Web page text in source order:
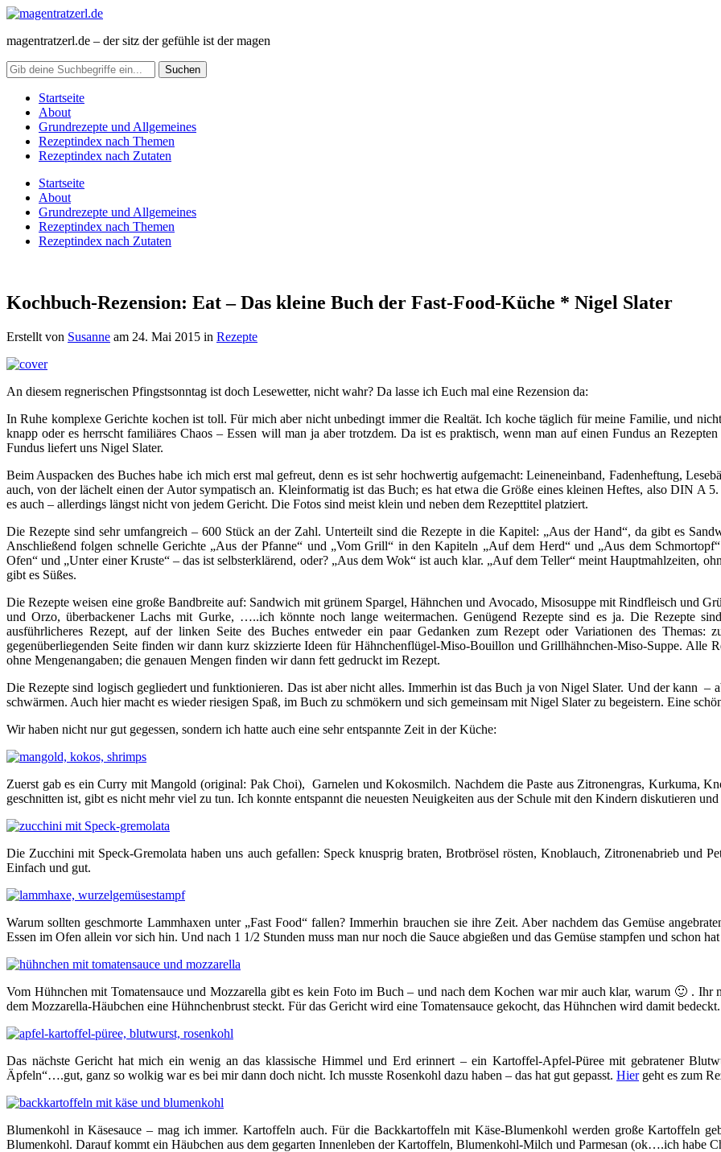
magentratzerl.de – der sitz der gefühle ist der magen
Startseite
About
Grundrezepte und Allgemeines
Rezeptindex nach Themen
Rezeptindex nach Zutaten
Startseite
About
Grundrezepte und Allgemeines
Rezeptindex nach Themen
Rezeptindex nach Zutaten
Kochbuch-Rezension: Eat – Das kleine Buch der Fast-Food-Küche * Nigel Slater
Erstellt von Susanne am 24. Mai 2015 in Rezepte
An diesem regnerischen Pfingstsonntag ist doch Lesewetter, nicht wahr? Da lasse ich Euch mal eine Rezension da:
In Ruhe komplexe Gerichte kochen ist toll. Für mich aber nicht unbedingt immer die Realtät. Ich koche täglich für meine Familie, und
knapp oder es herrscht familiäres Chaos – Essen will man ja aber trotzdem. Da ist es praktisch, wenn man auf einen Fundus an
Fundus liefert uns Nigel Slater.
Beim Auspacken des Buches habe ich mich erst mal gefreut, denn es ist sehr hochwertig aufgemacht: Leineneinband, Fadenheftung,
auch, von der lächelt einen der Autor sympatisch an. Kleinformatig ist das Buch; es hat etwa die Größe eines kleinen Heftes, also DIN A
es auch – allerdings längst nicht von jedem Gericht. Die Fotos sind meist klein und neben dem Rezepttitel platziert.
Die Rezepte sind sehr umfangreich – 600 Stück an der Zahl. Unterteilt sind die Rezepte in die Kapitel: „Aus der Hand“, da gibt es
Anschließend folgen schnelle Gerichte „Aus der Pfanne“ und „Vom Grill“ in den Kapiteln „Auf dem Herd“ und „Aus dem
Ofen“ und „Unter einer Kruste“ – das ist selbsterklärend, oder? „Aus dem Wok“ ist auch klar. „Auf dem Teller“ meint Hauptmahlzeiten,
gibt es Süßes.
Die Rezepte weisen eine große Bandbreite auf: Sandwich mit grünem Spargel, Hähnchen und Avocado, Misosuppe mit Rindfleisch und
und Orzo, überbackener Lachs mit Gurke, …..ich könnte noch lange weitermachen. Genügend Rezepte sind es ja. Die Rezepte
ausführlicheres Rezept, auf der linken Seite des Buches entweder ein paar Gedanken zum Rezept oder Variationen des Themas:
gegenüberliegenden Seite finden wir dann kurz skizzierte Ideen für Hähnchenflügel-Miso-Bouillon und Grillhähnchen-Miso-Suppe. Alle
ohne Mengenangaben; die genauen Mengen finden wir dann fett gedruckt im Rezept.
Die Rezepte sind logisch gegliedert und funktionieren. Das ist aber nicht alles. Immerhin ist das Buch ja von Nigel Slater. Und der kann –
schwärmen. Auch hier macht es wieder riesigen Spaß, im Buch zu schmökern und sich gemeinsam mit Nigel Slater zu begeistern. Eine
Wir haben nicht nur gut gegessen, sondern ich hatte auch eine sehr entspannte Zeit in der Küche:
Zuerst gab es ein Curry mit Mangold (original: Pak Choi), Garnelen und Kokosmilch. Nachdem die Paste aus Zitronengras, Kurkuma,
geschnitten ist, gibt es nicht mehr viel zu tun. Ich konnte entspannt die neuesten Neuigkeiten aus der Schule mit den Kindern diskutieren
Die Zucchini mit Speck-Gremolata haben uns auch gefallen: Speck knusprig braten, Brotbrösel rösten, Knoblauch, Zitronenabrieb und
Einfach und gut.
Warum sollten geschmorte Lammhaxen unter „Fast Food“ fallen? Immerhin brauchen sie ihre Zeit. Aber nachdem das Gemüse
Essen im Ofen allein vor sich hin. Und nach 1 1/2 Stunden muss man nur noch die Sauce abgießen und das Gemüse stampfen und schon
Vom Hühnchen mit Tomatensauce und Mozzarella gibt es kein Foto im Buch – und nach dem Kochen war mir auch klar, warum 🙂 . Ihr
dem Mozzarella-Häubchen eine Hühnchenbrust steckt. Für das Gericht wird eine Tomatensauce gekocht, das Hühnchen wird damit
Das nächste Gericht hat mich ein wenig an das klassische Himmel und Erd erinnert – ein Kartoffel-Apfel-Püree mit gebratener
Äpfeln“….gut, ganz so wolkig war es bei mir dann doch nicht. Ich musste Rosenkohl dazu haben – das hat gut gepasst. Hiergeht es zum
Blumenkohl in Käsesauce – mag ich immer. Kartoffeln auch. Für die Backkartoffeln mit Käse-Blumenkohl werden große Kartoffeln
Blumenkohl. Darauf kommt ein Häubchen aus dem gegarten Innenleben der Kartoffeln, Blumenkohl-Milch und Parmesan (ok….ich habe